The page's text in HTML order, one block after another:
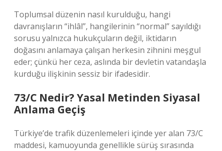
Toplumsal düzenin nasıl kurulduğu, hangi
davranışların “ihlâl”, hangilerinin “normal” sayıldığı
sorusu yalnızca hukukçuların değil, iktidarın
doğasını anlamaya çalışan herkesin zihnini meşgul
eder; çünkü her ceza, aslında bir devletin vatandaşla
kurduğu ilişkinin sessiz bir ifadesidir.
73/C Nedir? Yasal Metinden Siyasal
Anlama Geçiş
Türkiye’de trafik düzenlemeleri içinde yer alan 73/C
maddesi, kamuoyunda genellikle sürüş sırasında